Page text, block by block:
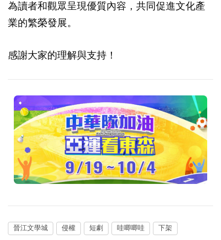
為讀者和觀眾呈現優質內容，共同促進文化產
業的繁榮發展。
感謝大家的理解與支持！
晉江文學城 侵權 短劇 哇唧唧哇 下架